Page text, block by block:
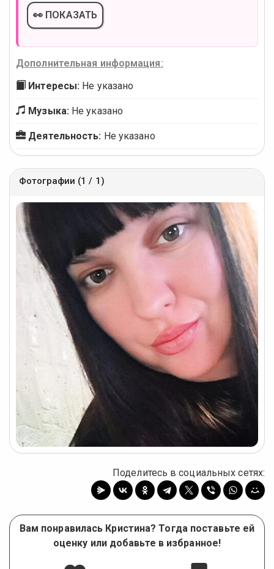
👀 ПОКАЗАТЬ
Дополнительная информация:
Интересы: Не указано
Музыка: Не указано
Деятельность: Не указано
Фотографии (1 / 1)
Поделитесь в социальных сетях:
Вам понравилась Кристина? Тогда поставьте ей
оценку или добавьте в избранное!